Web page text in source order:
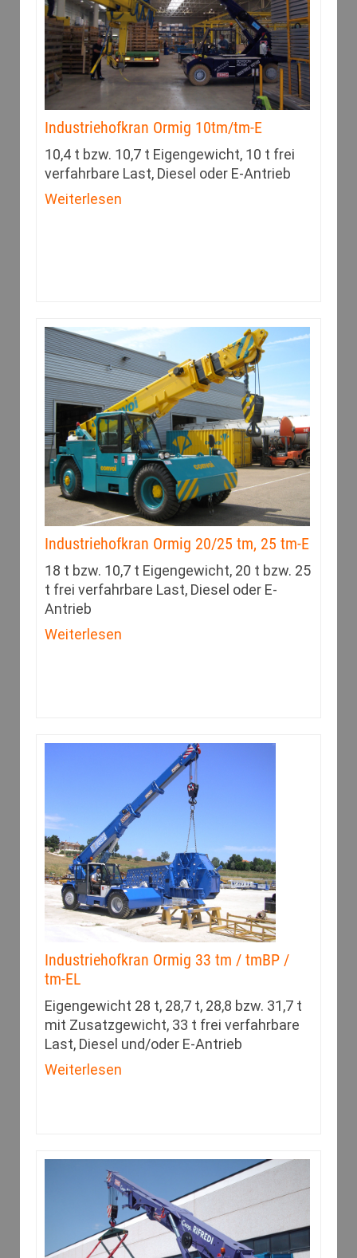
Industriehofkran Ormig 10tm/tm-E
10,4 t bzw. 10,7 t Eigengewicht, 10 t frei
verfahrbare Last, Diesel oder E-Antrieb
Weiterlesen
Industriehofkran Ormig 20/25 tm, 25 tm-E
18 t bzw. 10,7 t Eigengewicht, 20 t bzw. 25
t frei verfahrbare Last, Diesel oder E-
Antrieb
Weiterlesen
Industriehofkran Ormig 33 tm / tmBP /
tm-EL
Eigengewicht 28 t, 28,7 t, 28,8 bzw. 31,7 t
mit Zusatzgewicht, 33 t frei verfahrbare
Last, Diesel und/oder E-Antrieb
Weiterlesen